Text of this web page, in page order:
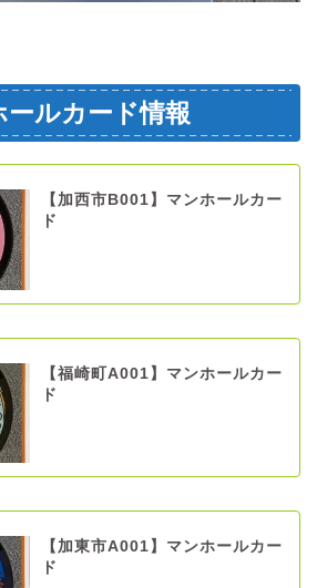
ルカード情報
【加西市B001】マンホールカー
ド
【福崎町A001】マンホールカー
ド
【加東市A001】マンホールカー
ド